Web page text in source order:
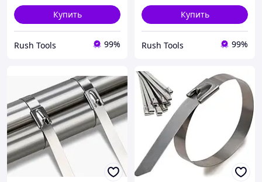
Купить
Rush Tools 99%
Купить
Rush Tools 99%